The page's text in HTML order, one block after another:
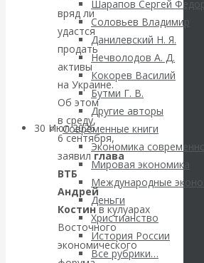
Шарапов Сергей
Соловьев Владимир
Данилевский Н. Я.
Нечволодов А. Д.
Кокорев Василий
Бутми Г. В.
Другие авторы
Современные книги
Экономика
Мировая экономика
Международные
Деньги
Христианство
История России
Все рубрики…
Саммит НАТО в
Турции: Drang
nach Osten
30 Июл 2026Банки
Валентин
Катасонов. Кто
определяет
вряд ли
удастся
продать
активы
на Украине.
Об этом
в среду,
6 сентября,
заявилглава
ВТБ
Андрей
Костинв кулуарах
Восточного
экономического